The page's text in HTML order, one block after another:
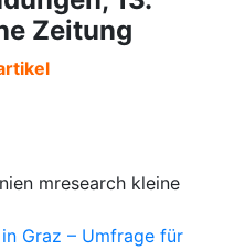
Zeitung
Graz – Umfrage für